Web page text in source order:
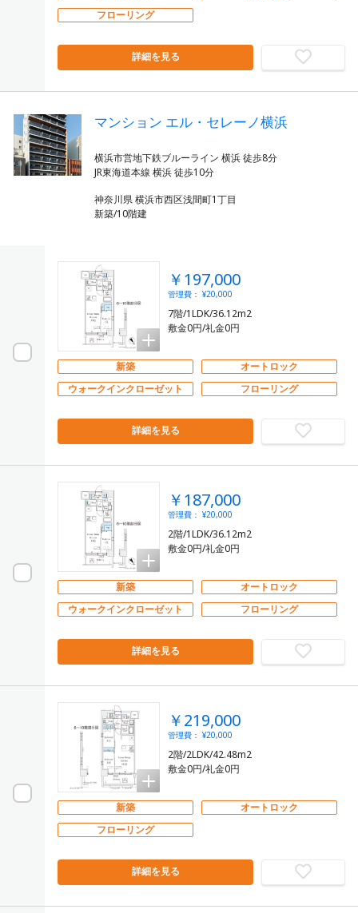
フローリング
詳細を見る
マンション エル・セレーノ横浜
横浜市営地下鉄ブルーライン 横浜 徒歩8分
神奈川県 横浜市西区浅間町1丁目
新築/10階建
￥197,000
管理費： ¥20,000
7階/1LDK/36.12m2
敷金0円/礼金0円
新築
オートロック
ウォークインクローゼット
フローリング
詳細を見る
￥187,000
管理費： ¥20,000
2階/1LDK/36.12m2
敷金0円/礼金0円
新築
オートロック
ウォークインクローゼット
フローリング
詳細を見る
￥219,000
管理費： ¥20,000
2階/2LDK/42.48m2
敷金0円/礼金0円
新築
オートロック
フローリング
詳細を見る